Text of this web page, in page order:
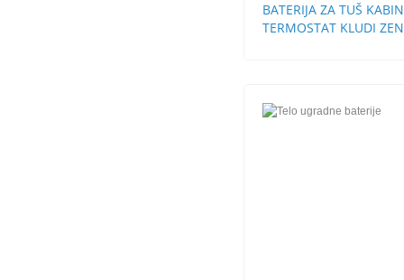
BATERIJA ZA TUŠ
TERMOSTAT KLUDI